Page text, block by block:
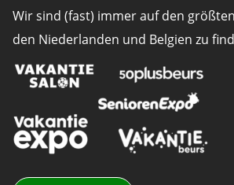
Wir sind (fast) immer auf den
den Niederlanden und Belgien zu